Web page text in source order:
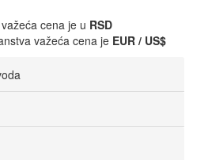
cena je u RSD
važeća cena je EUR / US$